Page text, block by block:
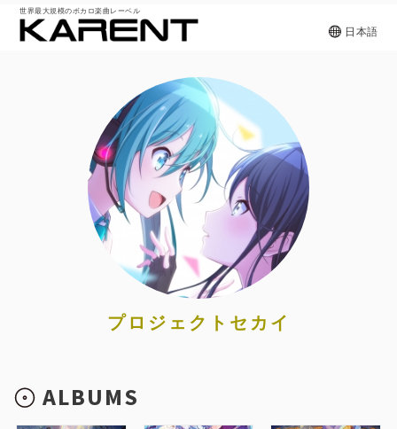
世界最大規模のボカロ楽曲レーベル
日本語
プロジェクトセカイ
ALBUMS